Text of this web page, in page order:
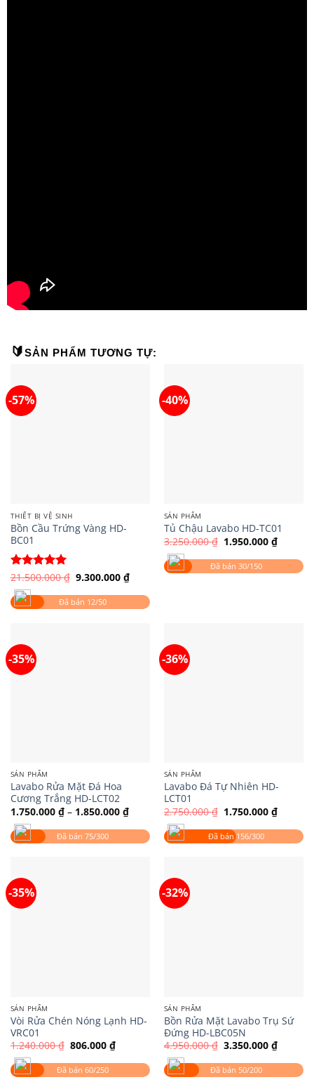
🔰SẢN PHẨM TƯƠNG TỰ:
-57%
THIẾT BỊ VỆ SINH
Bồn Cầu Trứng Vàng HD-
BC01
Được xếp
hạng
sao
21.500.000₫ Giá
gốc
là:
21.500.000 ₫.
9.300.000 ₫Giá
hiện
tại
9.300.000 ₫.
Đã bán 12/50
-40%
SẢN PHẨM
Tủ Chậu Lavabo HD-TC01
3.250.000₫ Giá
gốc
là:
3.250.000 ₫.
1.950.000 ₫Giá
hiện
tại
Đã bán 30/150
-35%
SẢN PHẨM
Lavabo Rửa Mặt Đá Hoa
Cương Trắng HD-LCT02
1.750.000 ₫ – 1.850.000 ₫Khoảng
giá:
từ
1.750.000 ₫
đến
Đã bán 75/300
-36%
SẢN PHẨM
Lavabo Đá Tự Nhiên HD-
LCT01
2.750.000₫ Giá
gốc
là:
2.750.000 ₫.
1.750.000 ₫Giá
hiện
tại
Đã bán 156/300
-35%
SẢN PHẨM
Vòi Rửa Chén Nóng Lạnh HD-
VRC01
1.240.000₫ Giá
là:
1.240.000 ₫.
806.000 ₫Giá
hiện
tại
806.000 ₫.
Đã bán 60/250
-32%
SẢN PHẨM
Bồn Rửa Mặt Lavabo Trụ Sứ
Đứng HD-LBC05N
4.950.000₫ Giá
là:
4.950.000 ₫.
3.350.000 ₫Giá
hiện
tại
Đã bán 50/200